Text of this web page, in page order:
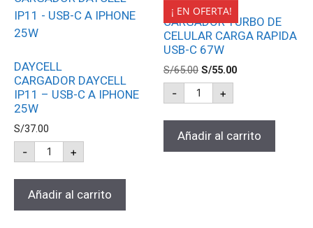
DAYCELL
CARGADOR DAYCELL
IP11 – USB-C A IPHONE
25W
S/37.00
- +
Añadir al carrito
¡ EN OFERTA!
LDNIO
CARGADOR TURBO DE
CELULAR CARGA RAPIDA
USB-C 67W
S/65.00 S/55.00
- +
Añadir al carrito